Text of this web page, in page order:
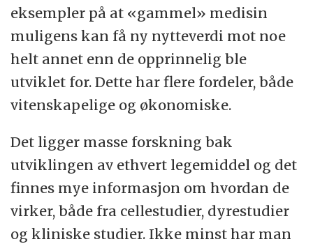
eksempler på at «gammel» medisin
muligens kan få ny nytteverdi mot noe
helt annet enn de opprinnelig ble
utviklet for. Dette har flere fordeler, både
vitenskapelige og økonomiske.
Det ligger masse forskning bak
utviklingen av ethvert legemiddel og det
finnes mye informasjon om hvordan de
virker, både fra cellestudier, dyrestudier
og kliniske studier. Ikke minst har man